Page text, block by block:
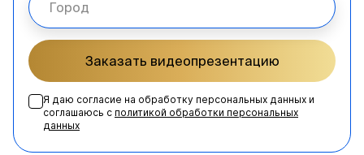
Заказать видеопрезентацию
Я даю согласие на обработку персональных данных и
соглашаюсь с политикой обработки персональных
данных